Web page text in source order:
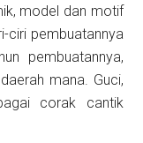
model dan motif
ciri pembuatannya
pembuatannya,
mana. Guci,
corak cantik